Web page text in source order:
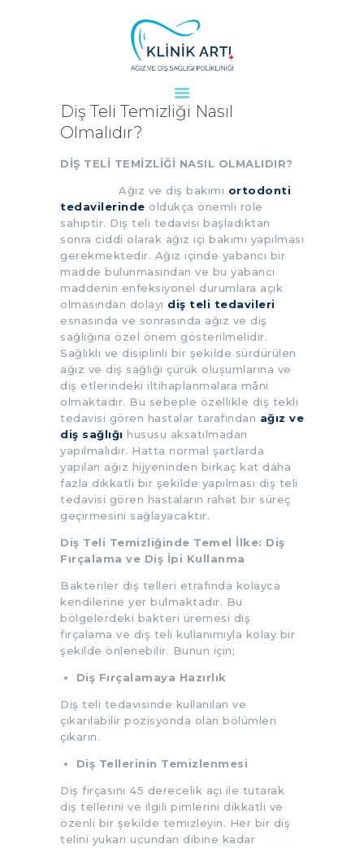
ANASAYFA
KURUMSAL
DOKTORLARIMIZ
VAKALAR
KVKK
AYDINLATMA
METNI
BLOG
KLINIĞIMIZ
İLETIŞIM
Diş Teli Temizliği Nasıl
Olmalıdır?
DİŞ TELİ TEMİZLİĞİ NASIL OLMALIDIR?
Ağız ve diş bakımı ortodonti
tedavilerinde oldukça önemli role
sahiptir. Diş teli tedavisi başladıktan
sonra ciddi olarak ağız içi bakımı yapılması
gerekmektedir. Ağız içinde yabancı bir
madde bulunmasından ve bu yabancı
maddenin enfeksiyonel durumlara açık
olmasından dolayı diş teli tedavileri
esnasında ve sonrasında ağız ve diş
sağlığına özel önem gösterilmelidir.
Sağlıklı ve disiplinli bir şekilde sürdürülen
ağız ve diş sağlığı çürük oluşumlarına ve
diş etlerindeki iltihaplanmalara mâni
olmaktadır. Bu sebeple özellikle diş tekli
tedavisi gören hastalar tarafından ağız ve
diş sağlığı hususu aksatılmadan
yapılmalıdır. Hatta normal şartlarda
yapılan ağız hijyeninden birkaç kat daha
fazla dikkatli bir şekilde yapılması diş teli
tedavisi gören hastaların rahat bir süreç
geçirmesini sağlayacaktır.
Diş Teli Temizliğinde Temel İlke: Diş
Fırçalama ve Diş İpi Kullanma
Bakteriler diş telleri etrafında kolayca
kendilerine yer bulmaktadır. Bu
bölgelerdeki bakteri üremesi diş
fırçalama ve diş teli kullanımıyla kolay bir
şekilde önlenebilir. Bunun için;
Diş Fırçalamaya Hazırlık
Diş teli tedavisinde kullanılan ve
çıkarılabilir pozisyonda olan bölümleri
çıkarın.
Diş Tellerinin Temizlenmesi
Diş fırçasını 45 derecelik açı ile tutarak
diş tellerini ve ilgili pimlerini dikkatli ve
özenli bir şekilde temizleyin. Her bir diş
telini yukarı ucundan dibine kadar